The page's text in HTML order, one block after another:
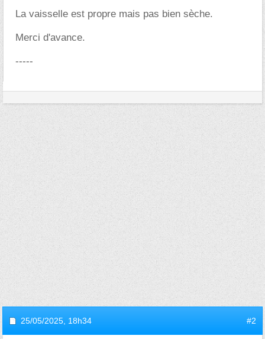
La vaisselle est propre mais pas bien sèche.
Merci d'avance.
-----
25/05/2025, 18h34 #2